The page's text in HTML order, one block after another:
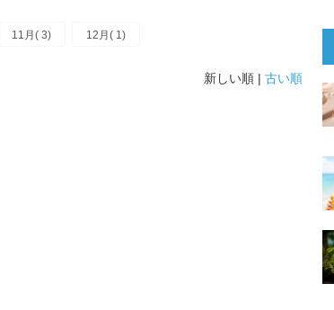
11月( 3) 12月( 1)
新しい順 | 古い順